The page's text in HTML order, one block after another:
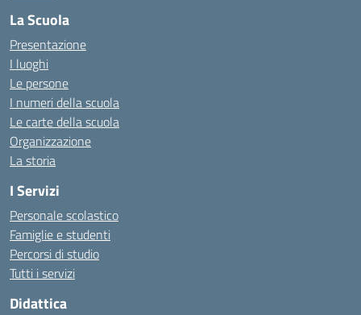
La Scuola
Presentazione
I luoghi
Le persone
I numeri della scuola
Le carte della scuola
Organizzazione
La storia
I Servizi
Personale scolastico
Famiglie e studenti
Percorsi di studio
Tutti i servizi
Didattica